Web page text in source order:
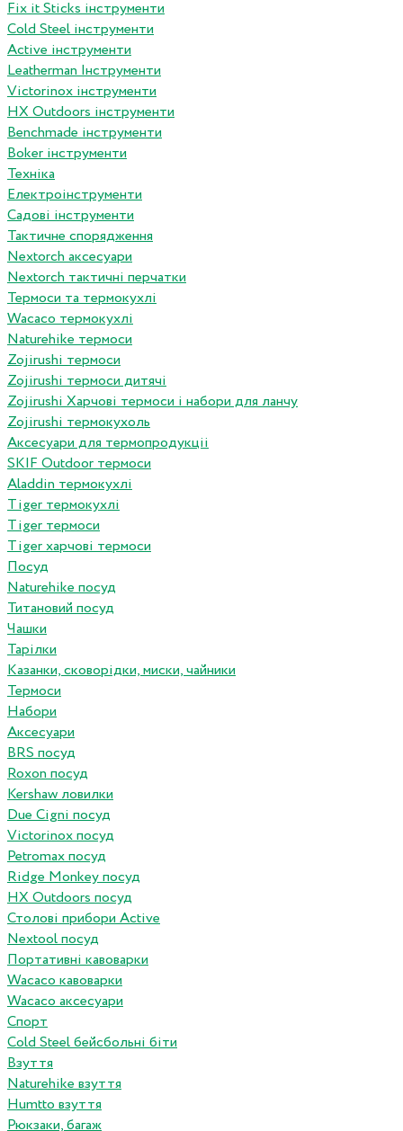
Fix it Sticks інструменти
Сold Steel інструменти
Active інструменти
Leatherman Інструменти
Victorinox інструменти
HX Outdoors інструменти
Benchmade інструменти
Boker інструменти
Техніка
Електроінструменти
Садові інструменти
Тактичне спорядження
Nextorch аксесуари
Nextorch тактичні перчатки
Термоси та термокухлі
Wacaco термокухлі
Naturehike термоси
Zojirushi термоси
Zojirushi термоси дитячі
Zojirushi Харчові термоси і набори для ланчу
Zojirushi термокухоль
Аксесуари для термопродукціі
SKIF Outdoor термоси
Aladdin термокухлі
Tiger термокухлі
Tiger термоси
Tiger харчові термоси
Посуд
Naturehike посуд
Титановий посуд
Чашки
Тарілки
Казанки, сковорідки, миски, чайники
Термоси
Набори
Аксесуари
BRS посуд
Roxon посуд
Kershaw ловилки
Due Cigni посуд
Victorinox посуд
Petromax посуд
Ridge Monkey посуд
HX Outdoors посуд
Столові прибори Active
Nextool посуд
Портативні кавоварки
Wacaco кавоварки
Wacaco аксесуари
Спорт
Cold Steel бейсбольні біти
Взуття
Naturehike взуття
Humtto взуття
Рюкзаки, багаж